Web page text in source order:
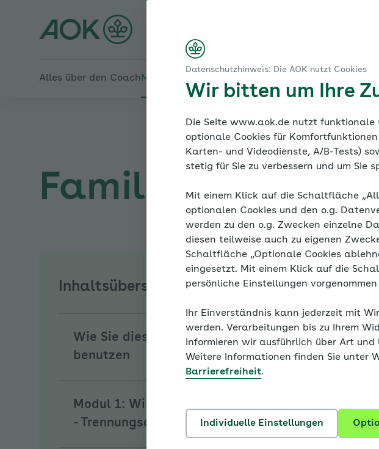
Alles über den Coach Mein Coach
Praktische Durchführung – Leistungsangst
Das Wichtigste auf einen Blick
Familiencoach
Das
Inhaltsübersicht
Wie Sie diesen Coach
benutzen
Untermenü für Wie Sie
Modul 1: Wissenswertes
- Trennungsangst
Untermenü für Modul 1:
Datenschutzhinweis: Die AOK nutzt Cookies
Wir bitten um Ihre
Die Seite www.aok.de nutzt funktionale
optionale Cookies für
Karten- und Videodienste, A/B-Tests)
stetig für Sie zu verbessern und um Sie
Mit einem Klick auf die Schaltfläche
optionalen Cookies und den o.g.
werden zu den o.g. Zwecken einzelne
diesen teilweise auch zu eigenen
Schaltfläche „Optionale Cookies
eingesetzt. Mit einem Klick auf die
persönliche Einstellungen
Ihr Einverständnis kann jederzeit mit
werden. Verarbeitungen bis zu Ihrem
informieren wir ausführlich über Art
Weitere Informationen finden Sie unter
Barrierefreiheit.
Individuelle Einstellungen